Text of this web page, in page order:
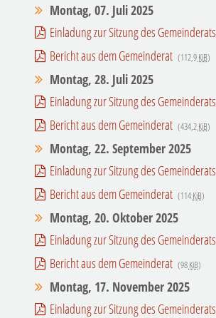
Montag, 07. Juli 2025
Einladung zur Sitzung des Gemeinderats
Bericht aus dem Gemeinderat (112,9KiB)
Montag, 28. Juli 2025
Einladung zur Sitzung des Gemeinderats
Bericht aus dem Gemeinderat (434,2KiB)
Montag, 22. September 2025
Einladung zur Sitzung des Gemeinderats
Bericht aus dem Gemeinderat (114KiB)
Montag, 20. Oktober 2025
Einladung zur Sitzung des Gemeinderats
Bericht aus dem Gemeinderat (98KiB)
Montag, 17. November 2025
Einladung zur Sitzung des Gemeinderats